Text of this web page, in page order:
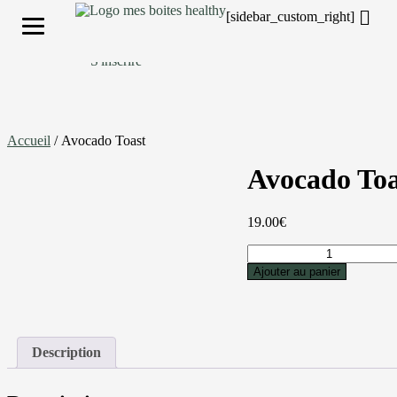
Mes Boites Healthy [sidebar_custom_right]
S'inscrire
Accueil / Avocado Toast
Avocado
19.00€
Ajouter au panier
Description